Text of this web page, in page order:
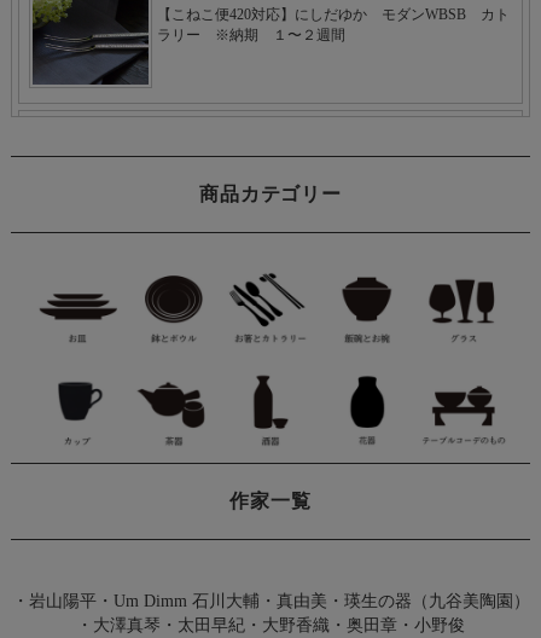
商品カテゴリー
作家一覧
・ 岩山陽平・ Um Dimm 石川大輔・真由美 ・ 瑛生の器（九谷美陶園）
・ 大澤真琴 ・ 太田早紀 ・ 大野香織 ・ 奥田章 ・ 小野俊